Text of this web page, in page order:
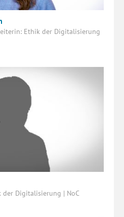
Ethik der Digitalisierung
der Digitalisierung | NoC